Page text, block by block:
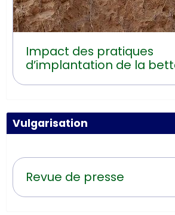
Impact des pratiques
d’implantation de la
Vulgarisation
Revue de presse